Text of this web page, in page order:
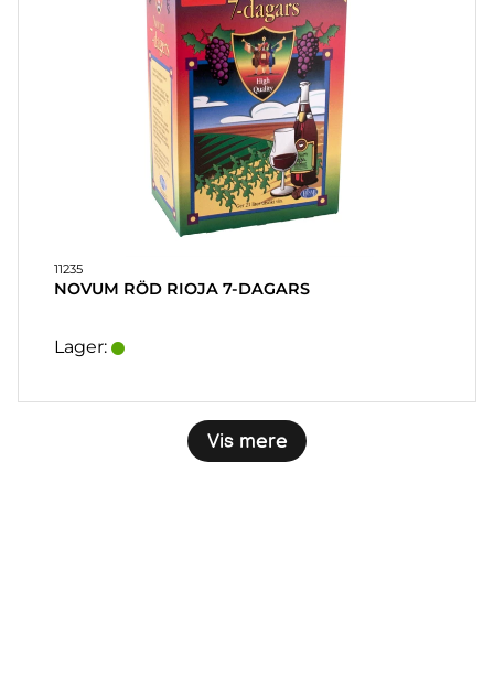
11235
NOVUM RÖD RIOJA 7-DAGARS
Lager:
Vis mere